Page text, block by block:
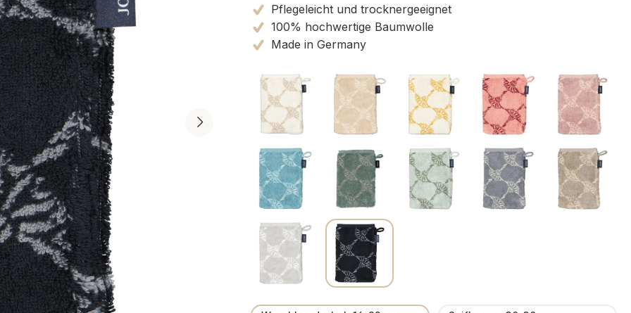
Pflegeleicht und trocknergeeignet
100% hochwertige Baumwolle
Made in Germany